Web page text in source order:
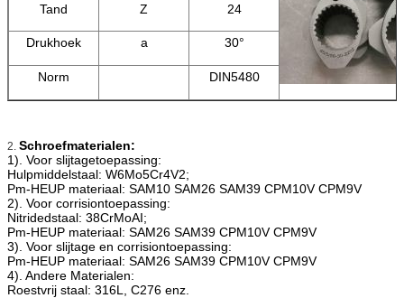
Tand Z 24
Drukhoek a 30°
Norm DIN5480
2. Schroefmaterialen:
1). Voor slijtagetoepassing:
Hulpmiddelstaal: W6Mo5Cr4V2;
Pm-HEUP materiaal: SAM10 SAM26 SAM39 CPM10V CPM9V
2). Voor corrisiontoepassing:
Nitridedstaal: 38CrMoAI;
Pm-HEUP materiaal: SAM26 SAM39 CPM10V CPM9V
3). Voor slijtage en corrisiontoepassing:
Pm-HEUP materiaal: SAM26 SAM39 CPM10V CPM9V
4). Andere Materialen:
Roestvrij staal: 316L, C276 enz.